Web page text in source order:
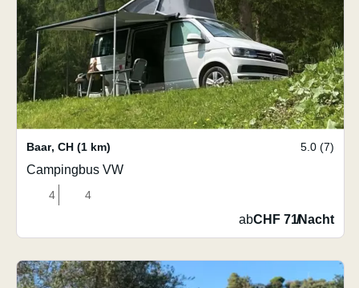
Baar, CH (1 km) 5.0 (7)
Campingbus VW
4 4
abCHF 71/Nacht